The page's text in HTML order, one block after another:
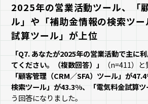
2025年の営業活動ツール、「
ル」や「補助金情報の検索ツ
試算ツール」が上位
「Q7. あなたが2025年の営業活動で主に
てください。（複数回答）」
（n=411）
「顧客管理（CRM／SFA）ツール」が
検索ツール」が43.3%、「電気料金試算
う回答になりました。